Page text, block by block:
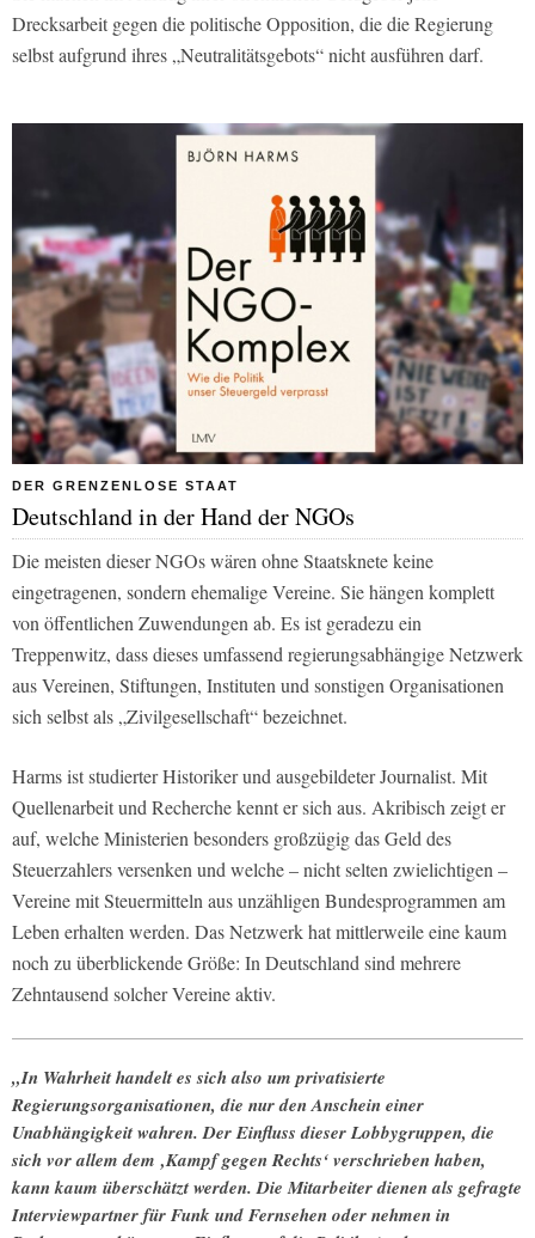
Drecksarbeit gegen die politische Opposition, die die Regierung
selbst aufgrund ihres „Neutralitätsgebots“ nicht ausführen darf.
DER GRENZENLOSE STAAT
Deutschland in der Hand der NGOs
Die meisten dieser NGOs wären ohne Staatsknete keine
eingetragenen, sondern ehemalige Vereine. Sie hängen komplett
von öffentlichen Zuwendungen ab. Es ist geradezu ein
Treppenwitz, dass dieses umfassend regierungsabhängige Netzwerk
aus Vereinen, Stiftungen, Instituten und sonstigen Organisationen
sich selbst als „Zivilgesellschaft“ bezeichnet.
Harms ist studierter Historiker und ausgebildeter Journalist. Mit
Quellenarbeit und Recherche kennt er sich aus. Akribisch zeigt er
auf, welche Ministerien besonders großzügig das Geld des
Steuerzahlers versenken und welche – nicht selten zwielichtigen –
Vereine mit Steuermitteln aus unzähligen Bundesprogrammen am
Leben erhalten werden. Das Netzwerk hat mittlerweile eine kaum
noch zu überblickende Größe: In Deutschland sind mehrere
Zehntausend solcher Vereine aktiv.
„In Wahrheit handelt es sich also um privatisierte
Regierungsorganisationen, die nur den Anschein einer
Unabhängigkeit wahren. Der Einfluss dieser Lobbygruppen, die
sich vor allem dem ‚Kampf gegen Rechts‘ verschrieben haben,
kann kaum überschätzt werden. Die Mitarbeiter dienen als gefragte
Interviewpartner für Funk und Fernsehen oder nehmen in